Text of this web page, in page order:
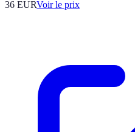
36 EURVoir le prix